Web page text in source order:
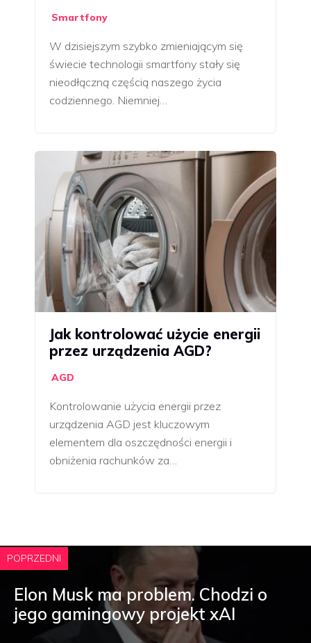
Smartfony
W dzisiejszym szybko zmieniającym się
świecie technologii smartfony stały się
nieodłączną częścią naszego życia
codziennego. Niemniej…
Jak kontrolować użycie energii
przez urządzenia AGD?
AGD
Kontrolowanie użycia energii przez
urządzenia AGD jest kluczowym
elementem dla oszczędności energii i
obniżenia rachunków za…
POPRZEDNI
Elon Musk ma problem. Chodzi o
jego gamingowy projekt xAI